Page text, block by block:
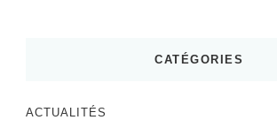
CATÉGORIES
ACTUALITÉS